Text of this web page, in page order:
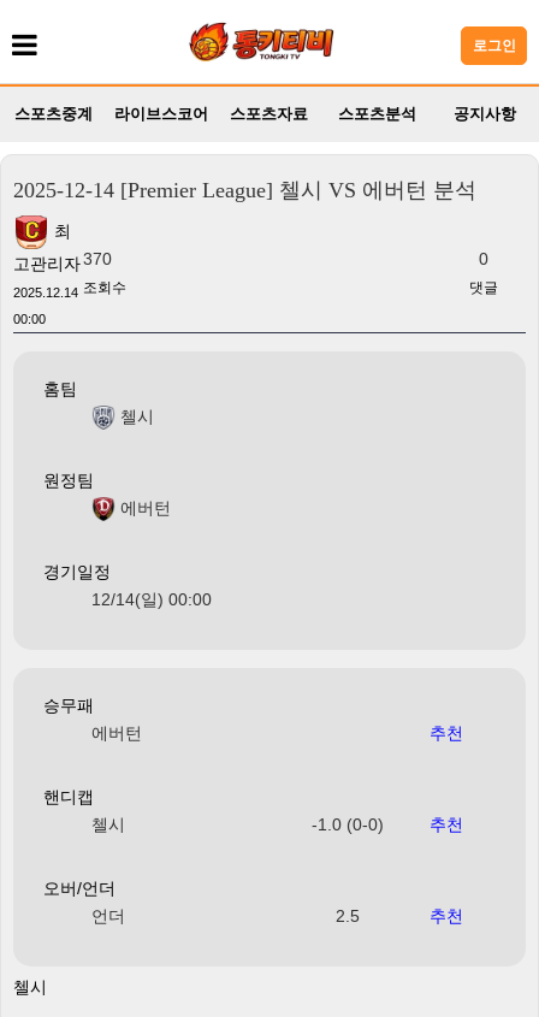
로그인
스포츠중계 라이브스코어 스포츠자료 스포츠분석 공지사항
2025-12-14 [Premier League] 첼시 VS 에버턴 분석
최
고관리자
2025.12.14
00:00
370
조회수
0
댓글
홈팀
첼시
원정팀
에버턴
경기일정
12/14(일) 00:00
승무패
에버턴
추천
핸디캡
첼시
-1.0 (0-0) 추천
오버/언더
언더
2.5 추천
첼시